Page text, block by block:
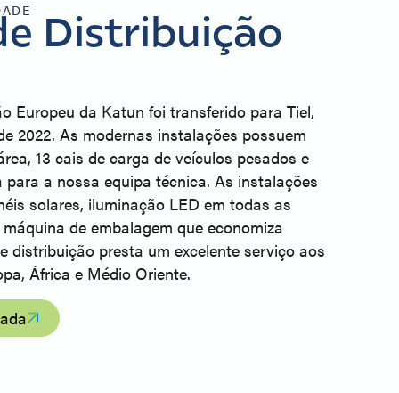
Distribuição
Europeu da Katun foi transferido para Tiel,
2022. As modernas instalações possuem
13 cais de carga de veículos pesados e
para a nossa equipa técnica. As instalações
solares, iluminação LED em todas as
de embalagem que economiza
distribuição presta um excelente serviço aos
África e Médio Oriente.